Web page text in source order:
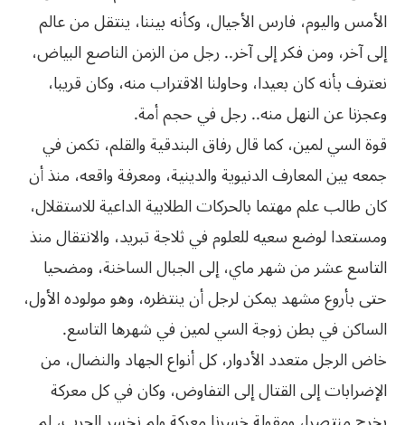
الأمس واليوم، فارس الأجيال، وكأنه بيننا، ينتقل من عالم
إلى آخر، ومن فكر إلى آخر.. رجل من الزمن الناصع البياض،
نعترف بأنه كان بعيدا، وحاولنا الاقتراب منه، وكان قريبا،
وعجزنا عن النهل منه.. رجل في حجم أمة.
قوة السي لمين، كما قال رفاق البندقية والقلم، تكمن في
جمعه بين المعارف الدنيوية والدينية، ومعرفة واقعه، منذ أن
كان طالب علم مهتما بالحركات الطلابية الداعية للاستقلال،
ومستعدا لوضع سعيه للعلوم في ثلاجة تبريد، والانتقال منذ
التاسع عشر من شهر ماي، إلى الجبال الساخنة، ومضحيا
حتى بأروع مشهد يمكن لرجل أن ينتظره، وهو مولوده الأول،
الساكن في بطن زوجة السي لمين في شهرها التاسع.
خاض الرجل متعدد الأدوار، كل أنواع الجهاد والنضال، من
الإضرابات إلى القتال إلى التفاوض، وكان في كل معركة